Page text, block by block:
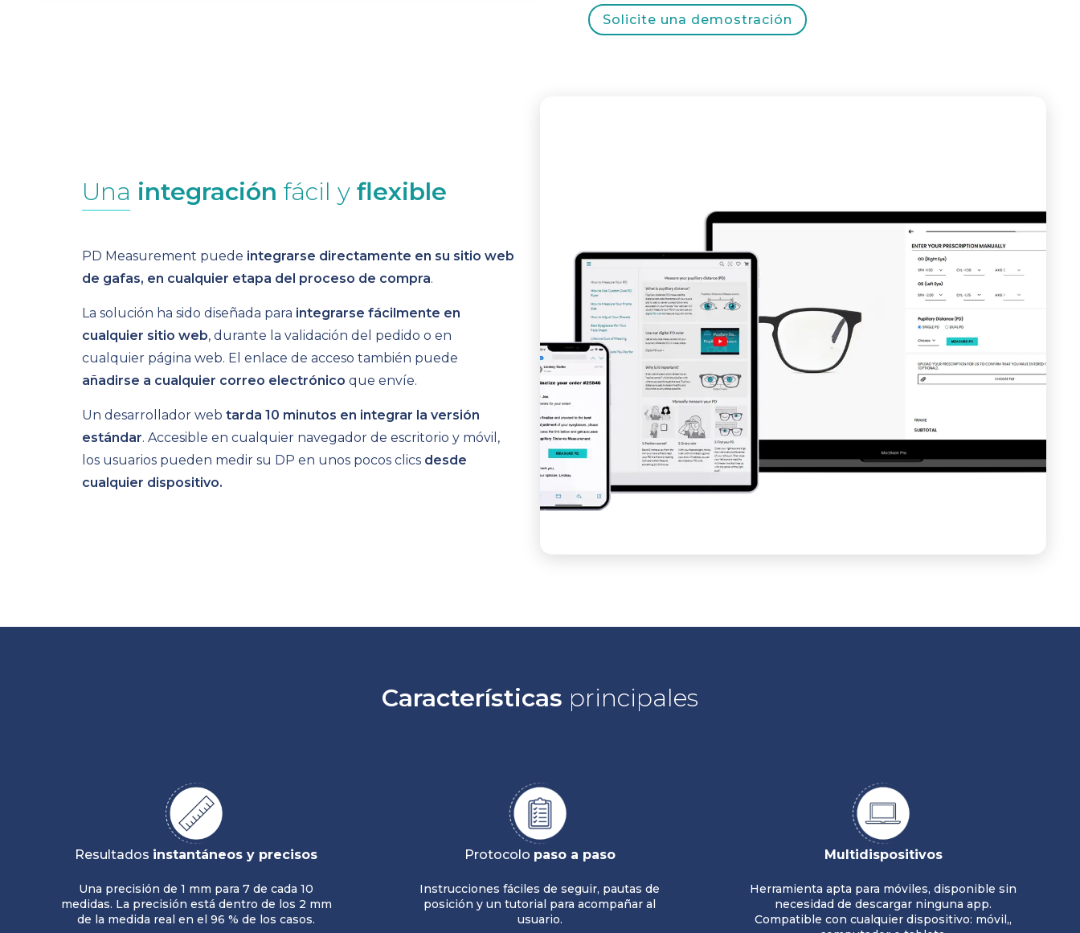
Solicite una demostración
Una integración fácil y flexible
PD Measurement puede integrarse directamente en su sitio web
de gafas, en cualquier etapa del proceso de compra.
La solución ha sido diseñada para integrarse fácilmente en
cualquier sitio web, durante la validación del pedido o en
cualquier página web. El enlace de acceso también puede
añadirse a cualquier correo electrónico que envíe.
Un desarrollador web tarda 10 minutos en integrar la versión
estándar. Accesible en cualquier navegador de escritorio y móvil,
los usuarios pueden medir su DP en unos pocos clics desde
cualquier dispositivo.
Características principales
Resultados instantáneos y precisos
Una precisión de 1 mm para 7 de cada 10
medidas. La precisión está dentro de los 2 mm
de la medida real en el 96 % de los casos.
Protocolo paso a paso
Instrucciones fáciles de seguir, pautas de
posición y un tutorial para acompañar al
usuario.
Multidispositivos
Herramienta apta para móviles, disponible sin
necesidad de descargar ninguna app.
Compatible con cualquier dispositivo: móvil,,